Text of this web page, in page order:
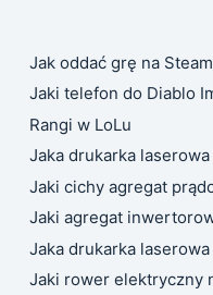
Jak oddać grę na
Jaki telefon do Diablo
Rangi w LoLu
Jaka drukarka
Jaki cichy agregat
Jaki agregat
Jaka drukarka
Jaki rower elektryczny